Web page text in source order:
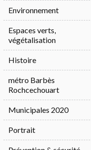
Environnement
Espaces verts,
végétalisation
Histoire
métro Barbès
Rochcechouart
Municipales 2020
Portrait